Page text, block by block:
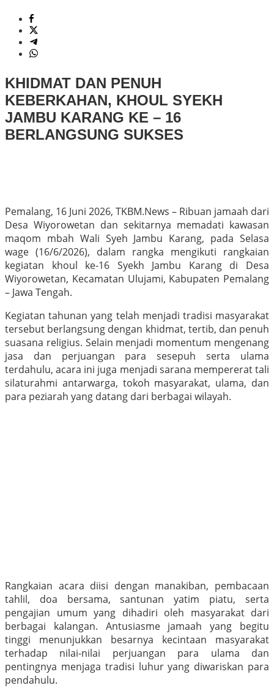
KHIDMAT DAN PENUH
KEBERKAHAN, KHOUL SYEKH
JAMBU KARANG KE – 16
BERLANGSUNG SUKSES
Pemalang, 16 Juni 2026, TKBM.News – Ribuan jamaah dari
Desa Wiyorowetan dan sekitarnya memadati kawasan
maqom mbah Wali Syeh Jambu Karang, pada Selasa
wage (16/6/2026), dalam rangka mengikuti rangkaian
kegiatan khoul ke-16 Syekh Jambu Karang di Desa
Wiyorowetan, Kecamatan Ulujami, Kabupaten Pemalang
– Jawa Tengah.
Kegiatan tahunan yang telah menjadi tradisi masyarakat
tersebut berlangsung dengan khidmat, tertib, dan penuh
suasana religius. Selain menjadi momentum mengenang
jasa dan perjuangan para sesepuh serta ulama
terdahulu, acara ini juga menjadi sarana mempererat tali
silaturahmi antarwarga, tokoh masyarakat, ulama, dan
para peziarah yang datang dari berbagai wilayah.
Rangkaian acara diisi dengan manakiban, pembacaan
tahlil, doa bersama, santunan yatim piatu, serta
pengajian umum yang dihadiri oleh masyarakat dari
berbagai kalangan. Antusiasme jamaah yang begitu
tinggi menunjukkan besarnya kecintaan masyarakat
terhadap nilai-nilai perjuangan para ulama dan
pentingnya menjaga tradisi luhur yang diwariskan para
pendahulu.